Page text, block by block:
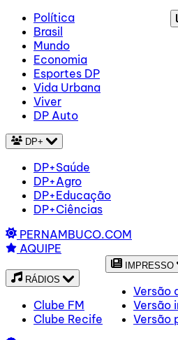
Política
Brasil
Mundo
Economia
Esportes DP
Vida Urbana
Viver
DP Auto
DP+
DP+Saúde
DP+Agro
DP+Educação
DP+Ciências
PERNAMBUCO.COM
AQUIPE
RÁDIOS
Clube FM
Clube Recife
IMPRESSO
Versão
Versão
Versão